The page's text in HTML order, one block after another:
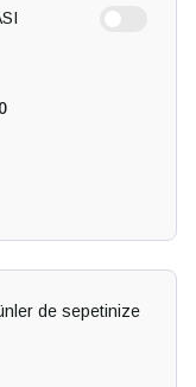
de sepetinize